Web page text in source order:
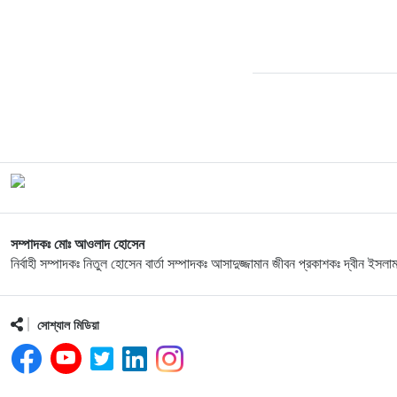
সম্পাদকঃ মোঃ আওলাদ হোসেন
নির্বাহী সম্পাদকঃ নিতুল হোসেন বার্তা সম্পাদকঃ আসাদুজ্জামান জীবন প্রকাশকঃ দ্বীন
সোশ্যাল মিডিয়া